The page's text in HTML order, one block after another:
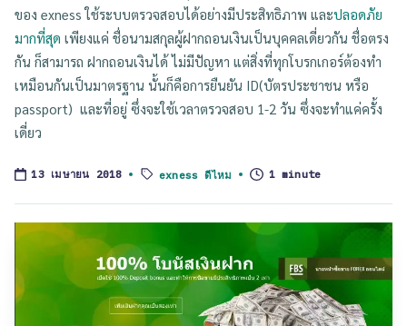
ของ exness ใช้ระบบตรวจสอบได้อย่างมีประสิทธิภาพ และปลอดภัย
มากที่สุด เพียงแค่ ชื่อนามสกุลผู้ฝากถอนเงินเป็นบุคคลเดี่ยวกัน ชื่อตรง
กัน ก็สามารถ ฝากถอนเงินได้ ไม่มีปัญหา แต่สิ่งที่ทุกโบรกเกอร์ต้องทำ
เหมือนกันเป็นมาตรฐาน นั้นก็คือการยืนยัน ID(บัตรประชาชน หรือ
passport) และที่อยู่ ซึ่งจะใช้เวลาตรวจสอบ 1-2 วัน ซึ่งจะทำแค่ครั้ง
เดี่ยว
13 เมษายน 2018
Tags: exness ดีไหม 1 minute